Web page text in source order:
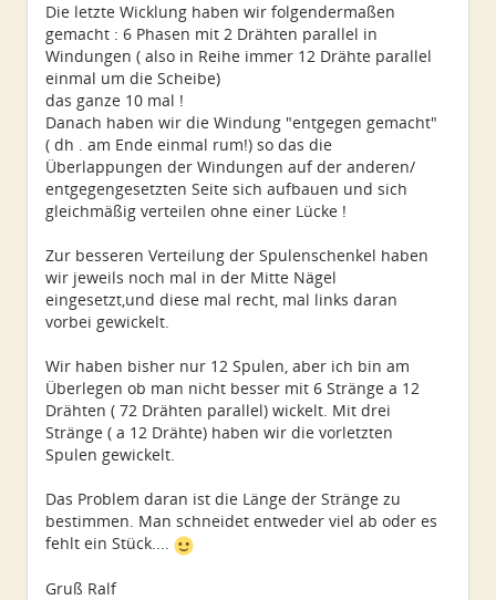
Die letzte Wicklung haben wir folgendermaßen
gemacht : 6 Phasen mit 2 Drähten parallel in
Windungen ( also in Reihe immer 12 Drähte parallel
einmal um die Scheibe)
das ganze 10 mal !
Danach haben wir die Windung "entgegen gemacht"
( dh . am Ende einmal rum!) so das die
Überlappungen der Windungen auf der anderen/
entgegengesetzten Seite sich aufbauen und sich
gleichmäßig verteilen ohne einer Lücke !
Zur besseren Verteilung der Spulenschenkel haben
wir jeweils noch mal in der Mitte Nägel
eingesetzt,und diese mal recht, mal links daran
vorbei gewickelt.
Wir haben bisher nur 12 Spulen, aber ich bin am
Überlegen ob man nicht besser mit 6 Stränge a 12
Drähten ( 72 Drähten parallel) wickelt. Mit drei
Stränge ( a 12 Drähte) haben wir die vorletzten
Spulen gewickelt.
Das Problem daran ist die Länge der Stränge zu
bestimmen. Man schneidet entweder viel ab oder es
fehlt ein Stück....
Gruß Ralf